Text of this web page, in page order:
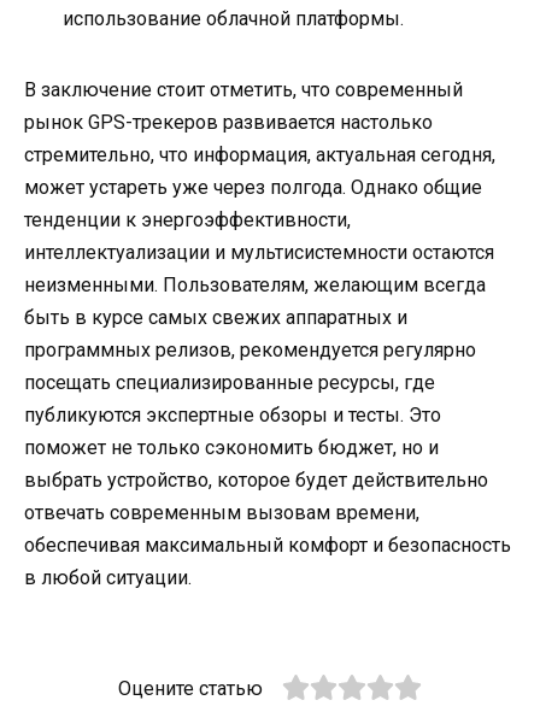
использование облачной платформы.
В заключение стоит отметить, что современный
рынок GPS-трекеров развивается настолько
стремительно, что информация, актуальная сегодня,
может устареть уже через полгода. Однако общие
тенденции к энергоэффективности,
интеллектуализации и мультисистемности остаются
неизменными. Пользователям, желающим всегда
быть в курсе самых свежих аппаратных и
программных релизов, рекомендуется регулярно
посещать специализированные ресурсы, где
публикуются экспертные обзоры и тесты. Это
поможет не только сэкономить бюджет, но и
выбрать устройство, которое будет действительно
отвечать современным вызовам времени,
обеспечивая максимальный комфорт и безопасность
в любой ситуации.
Оцените статью